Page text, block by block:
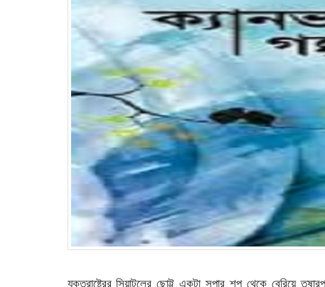
যুক্তরাষ্ট্রের সিয়াটলের ছোট্ট একটা সুপার শপ থেকে বেরিয়ে